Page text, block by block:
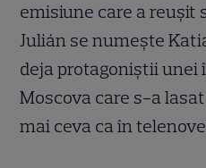
emisiune care a reuşit
Julián se numeşte
deja protagoniştii
Moscova care s-a
mai ceva ca în